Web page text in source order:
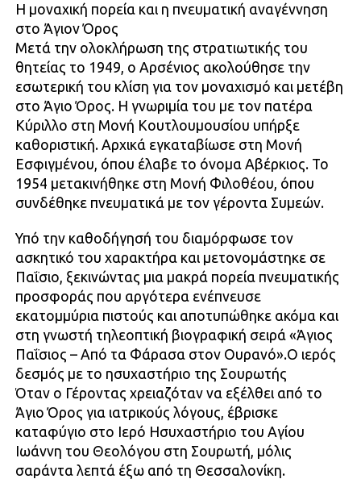
Η μοναχική πορεία και η πνευματική αναγέννηση
στο Άγιον Όρος
Μετά την ολοκλήρωση της στρατιωτικής του
θητείας το 1949, ο Αρσένιος ακολούθησε την
εσωτερική του κλίση για τον μοναχισμό και μετέβη
στο Άγιο Όρος. Η γνωριμία του με τον πατέρα
Κύριλλο στη Μονή Κουτλουμουσίου υπήρξε
καθοριστική. Αρχικά εγκαταβίωσε στη Μονή
Εσφιγμένου, όπου έλαβε το όνομα Αβέρκιος. Το
1954 μετακινήθηκε στη Μονή Φιλοθέου, όπου
συνδέθηκε πνευματικά με τον γέροντα Συμεών.
Υπό την καθοδήγησή του διαμόρφωσε τον
ασκητικό του χαρακτήρα και μετονομάστηκε σε
Παΐσιο, ξεκινώντας μια μακρά πορεία πνευματικής
προσφοράς που αργότερα ενέπνευσε
εκατομμύρια πιστούς και αποτυπώθηκε ακόμα και
στη γνωστή τηλεοπτική βιογραφική σειρά «Άγιος
Παΐσιος – Από τα Φάρασα στον Ουρανό».Ο ιερός
δεσμός με το ησυχαστήριο της Σουρωτής
Όταν ο Γέροντας χρειαζόταν να εξέλθει από το
Άγιο Όρος για ιατρικούς λόγους, έβρισκε
καταφύγιο στο Ιερό Ησυχαστήριο του Αγίου
Ιωάννη του Θεολόγου στη Σουρωτή, μόλις
σαράντα λεπτά έξω από τη Θεσσαλονίκη.